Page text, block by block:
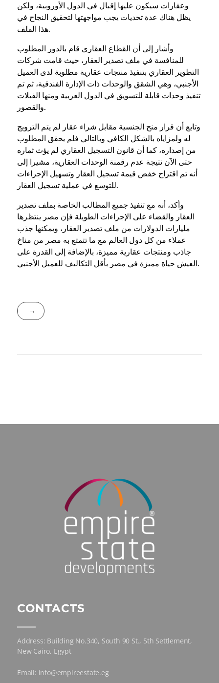
وعقارات سيكون عليها إقبال في الدول الأوروبية، ولكن
يظل هناك عدة تحديات يجب مواجهتها لتحقيق النجاح في
هذا الملف.
وأشار إلى أن القطاع العقاري قام بالدور المطلوب
للمنافسة في ملف تصدير العقار، حيث قامت شركات
التطوير العقاري بتنفيذ منتجات عقارية مطلوبة لدى العميل
الأجنبي، وهي الشقق والوحدات ذات الإدارة الفندقية، ثم تم
تنفيذ وحدات قابلة للتسويق في الدول العربية ومنها الفيلات
والقصور.
وتابع أن قرار منح الجنسية مقابل شراء عقار لم يتم الترويج
له ولمزاياه بالشكل الكافي وبالتالي فلم يحقق المطلوب
من إصداره، كما أن قانون التسجيل العقاري لم يؤث ثماره
حتى الآن نتيجة عدم رقمنة الوحدات العقارية، مشيرا إلى
أنه تم اقتراح خفض قيمة تسجيل العقار وتسهيل الإجراءات
للتوسع في عملية تسجيل العقار.
وأكد، أنه مع تنفيذ جميع المطالب الخاصة بملف تصدير
العقار والقضاء على الإجراءات الطويلة فإن مصر ينتظرها
مليارات الدولارات من ملف تصدير العقار، ويمكنها جذب
عملاء من كل دول العالم مع ما تتمتع به مصر من مناخ
جاذب ومنتجات عقارية مميزة، بالإضافة إلى القدرة على
العيش حياة مميزة في مصر بأقل التكاليف للعميل الأجنبي.
CONTACTS
Address: Building No.340, South 90 St., 5th Settlement,
New Cairo, Egypt
Email: info@empireestate.eg